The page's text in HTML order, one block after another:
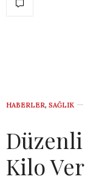
HABERLER, SAĞLIK
Düzenli
Kilo